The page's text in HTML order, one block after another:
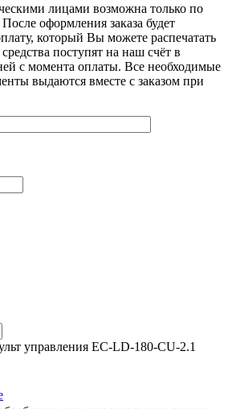
лицами возможна только по
оформления заказа будет
который Вы можете распечатать
поступят на наш счёт в
с момента оплаты. Все необходимые
выдаются вместе с заказом при
управления EC-LD-180-CU-2.1